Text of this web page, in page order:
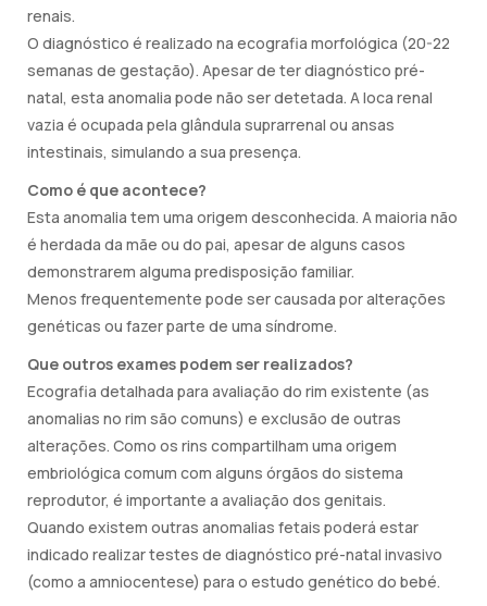
renais.
O diagnóstico é realizado na ecografia morfológica (20-22
semanas de gestação). Apesar de ter diagnóstico pré-
natal, esta anomalia pode não ser detetada. A loca renal
vazia é ocupada pela glândula suprarrenal ou ansas
intestinais, simulando a sua presença.
Como é que acontece?
Esta anomalia tem uma origem desconhecida. A maioria não
é herdada da mãe ou do pai, apesar de alguns casos
demonstrarem alguma predisposição familiar.
Menos frequentemente pode ser causada por alterações
genéticas ou fazer parte de uma síndrome.
Que outros exames podem ser realizados?
Ecografia detalhada para avaliação do rim existente (as
anomalias no rim são comuns) e exclusão de outras
alterações. Como os rins compartilham uma origem
embriológica comum com alguns órgãos do sistema
reprodutor, é importante a avaliação dos genitais.
Quando existem outras anomalias fetais poderá estar
indicado realizar testes de diagnóstico pré-natal invasivo
(como a amniocentese) para o estudo genético do bebé.